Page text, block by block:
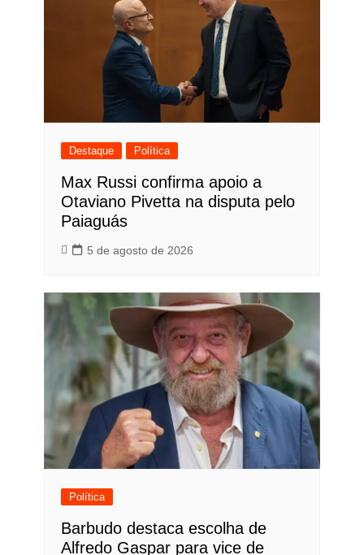
Destaque Política
Max Russi confirma apoio a
Otaviano Pivetta na disputa pelo
Paiaguás
5 de agosto de 2026
Política
Barbudo destaca escolha de
Alfredo Gaspar para vice de